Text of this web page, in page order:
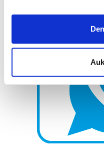
If you allow, we would
Collect
meters
Identify your
specific
Find out more about how
and set your preferences
Guk eta gure bazkideek
prozesatzen ditugu, zure